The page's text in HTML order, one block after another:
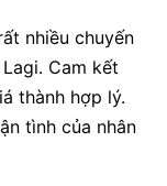
nhiều chuyến
Cam kết
thành hợp lý.
tình của nhân